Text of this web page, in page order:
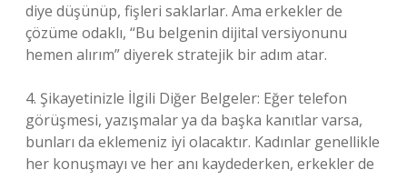
diye düşünüp, fişleri saklarlar. Ama erkekler de
çözüme odaklı, “Bu belgenin dijital versiyonunu
hemen alırım” diyerek stratejik bir adım atar.
4. Şikayetinizle İlgili Diğer Belgeler: Eğer telefon
görüşmesi, yazışmalar ya da başka kanıtlar varsa,
bunları da eklemeniz iyi olacaktır. Kadınlar genellikle
her konuşmayı ve her anı kaydederken, erkekler de